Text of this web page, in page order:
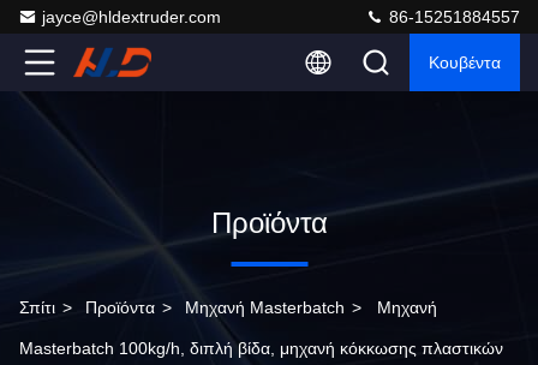
jayce@hldextruder.com 86-15251884557
Κουβέντα
Προϊόντα
Σπίτι > Προϊόντα > Μηχανή Masterbatch > Μηχανή
Masterbatch 100kg/h, διπλή βίδα, μηχανή κόκκωσης πλαστικών